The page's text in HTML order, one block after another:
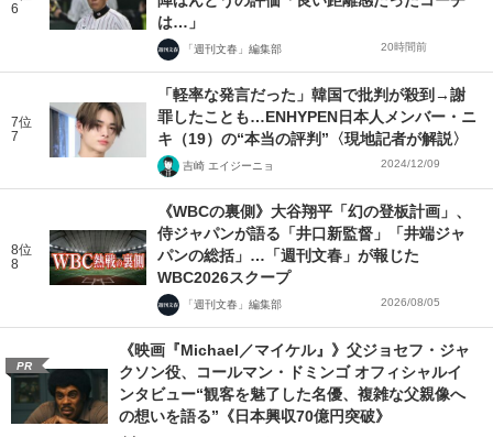
6
は…」
「週刊文春」編集部 20時間前
7位
7
「軽率な発言だった」韓国で批判が殺到→謝
罪したことも…ENHYPEN日本人メンバー・ニ
キ（19）の“本当の評判”〈現地記者が解説〉
吉崎 エイジーニョ 2024/12/09
8位
8
《WBCの裏側》大谷翔平「幻の登板計画」、
侍ジャパンが語る「井口新監督」「井端ジャ
パンの総括」…「週刊文春」が報じた
WBC2026スクープ
「週刊文春」編集部 2026/08/05
PR
《映画『Michael／マイケル』》父ジョセフ・ジャ
クソン役、コールマン・ドミンゴ オフィシャルイ
ンタビュー“観客を魅了した名優、複雑な父親像へ
の想いを語る”《日本興収70億円突破》